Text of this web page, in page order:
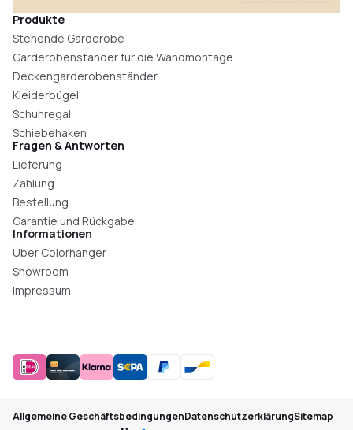
Produkte
Stehende Garderobe
Garderobenständer für die Wandmontage
Deckengarderobenständer
Kleiderbügel
Schuhregal
Schiebehaken
Fragen & Antworten
Lieferung
Zahlung
Bestellung
Garantie und Rückgabe
Informationen
Über Colorhanger
Showroom
Impressum
Allgemeine GeschäftsbedingungenDatenschutzerklärungSitemap